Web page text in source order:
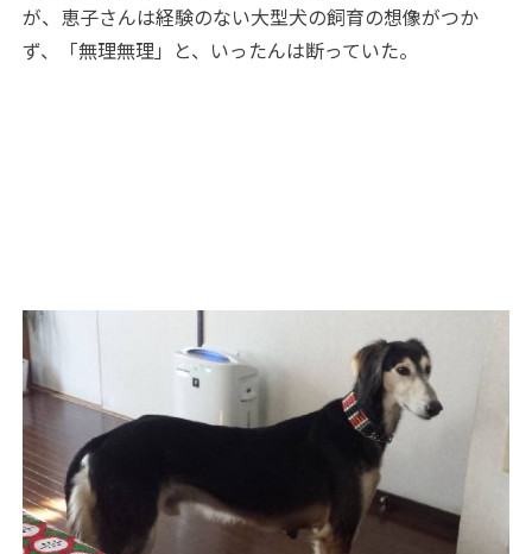
が、恵子さんは経験のない大型犬の飼育の想像がつか
ず、「無理無理」と、いったんは断っていた。